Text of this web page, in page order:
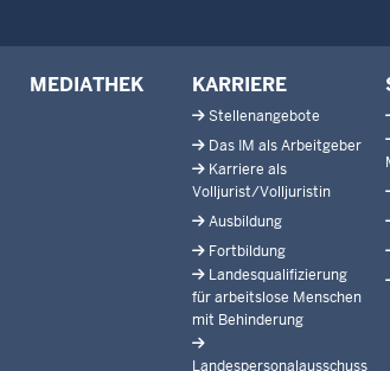
MEDIATHEK KARRIERE
Stellenangebote
Das IM als Arbeitgeber
Karriere als
Volljurist/Volljuristin
Ausbildung
Fortbildung
Landesqualifizierung
für arbeitslose Menschen
mit Behinderung
Landespersonalausschuss